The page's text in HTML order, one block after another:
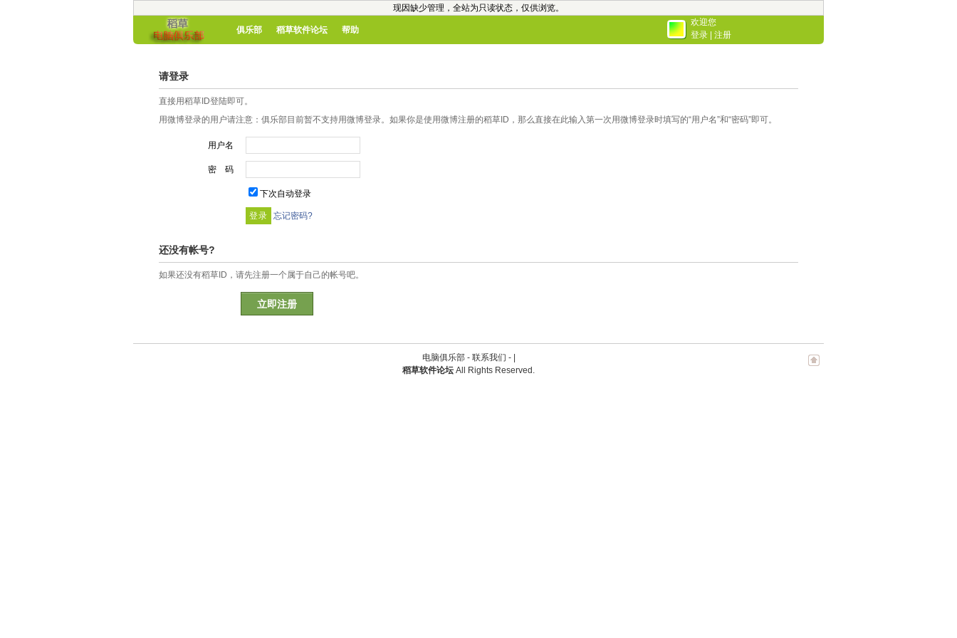
现因缺少管理，全站为只读状态，仅供浏览。
俱乐部 稻草软件论坛 帮助
欢迎您
登录
注册
请登录
直接用稻草ID登陆即可。
用微博登录的用户请注意：俱乐部目前暂不支持用微博登录。如果你是使用微博注册的稻草ID，那么直接在此输入第一次用微博登录时填写的“用户名”和“密码”即可。
用户名
密 码
下次自动登录
忘记密码?
还没有帐号?
如果还没有稻草ID，请先注册一个属于自己的帐号吧。
立即注册
电脑俱乐部 - 联系我们 -
稻草软件论坛 All Rights Reserved.